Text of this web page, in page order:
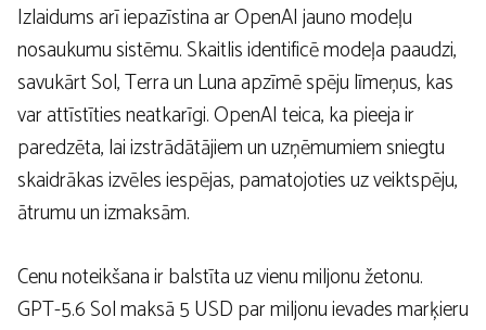
Izlaidums arī iepazīstina ar OpenAI jauno modeļu
nosaukumu sistēmu. Skaitlis identificē modeļa paaudzi,
savukārt Sol, Terra un Luna apzīmē spēju līmeņus, kas
var attīstīties neatkarīgi. OpenAI teica, ka pieeja ir
paredzēta, lai izstrādātājiem un uzņēmumiem sniegtu
skaidrākas izvēles iespējas, pamatojoties uz veiktspēju,
ātrumu un izmaksām.
Cenu noteikšana ir balstīta uz vienu miljonu žetonu.
GPT-5.6 Sol maksā 5 USD par miljonu ievades marķieru